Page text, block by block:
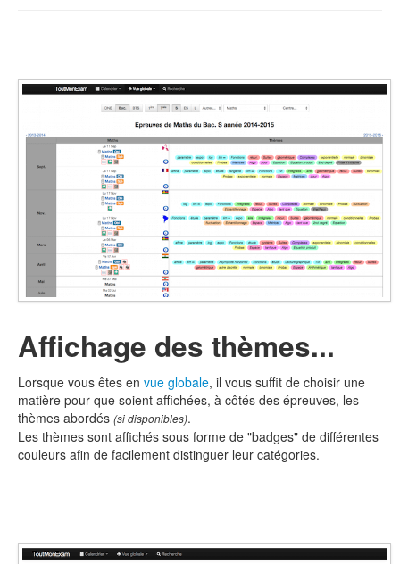
Affichage des thèmes...
Lorsque vous êtes en vue globale, il vous suffit de choisir une
matière pour que soient affichées, à côtés des épreuves, les
thèmes abordés (si disponibles).
Les thèmes sont affichés sous forme de "badges" de différentes
couleurs afin de facilement distinguer leur catégories.